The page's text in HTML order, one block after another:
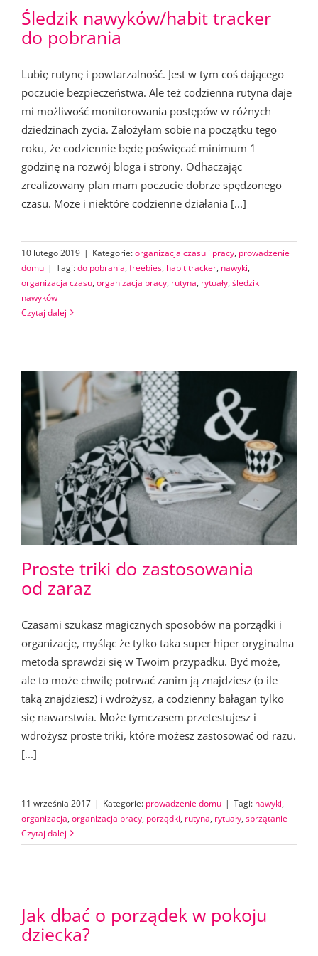
Śledzik nawyków/habit tracker
do pobrania
Lubię rutynę i powtarzalność. Jest w tym coś dającego
poczucie bezpieczeństwa. Ale też codzienna rutyna daje
mi możliwość monitorowania postępów w różnych
dziedzinach życia. Założyłam sobie na początku tego
roku, że codziennie będę poświęcać minimum 1
godzinę na rozwój bloga i strony. Odhaczając
zrealizowany plan mam poczucie dobrze spędzonego
czasu. Może i niektóre codzienne działania [...]
10 lutego 2019 | Kategorie:organizacja czasu i pracy, prowadzenie
domu | Tagi:do pobrania, freebies, habit tracker, nawyki,
organizacja czasu, organizacja pracy, rutyna, rytuały, śledzik
nawyków
Czytaj dalej
Proste triki do zastosowania
od zaraz
Czasami szukasz magicznych sposobów na porządki i
organizację, myśląc że tylko taka super hiper oryginalna
metoda sprawdzi się w Twoim przypadku. Być może,
ale to może chwilę potrwać zanim ją znajdziesz (o ile
taką znajdziesz) i wdrożysz, a codzienny bałagan tylko
się nawarstwia. Może tymczasem przetestujesz i
wdrożysz proste triki, które możesz zastosować od razu.
[...]
11 września 2017 | Kategorie: prowadzenie domu | Tagi: nawyki,
organizacja, organizacja pracy, porządki, rutyna, rytuały, sprzątanie
Czytaj dalej
Jak dbać o porządek w pokoju
dziecka?